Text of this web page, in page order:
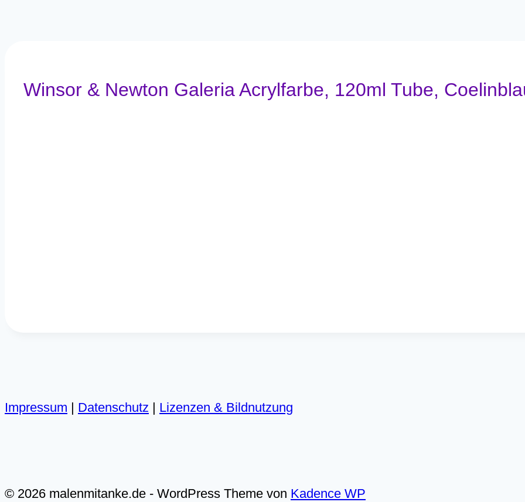
Winsor & Newton Galeria Acrylfarbe, 120ml Tube,
Impressum | Datenschutz | Lizenzen & Bildnutzung
© 2026 malenmitanke.de - WordPress Theme von Kadence WP